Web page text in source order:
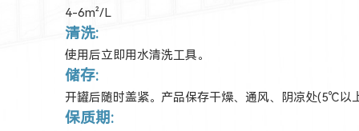
4-6m²/L
清洗:
使用后立即用水清洗工具。
储存:
开罐后随时盖紧。产品保存干燥、通风、阴凉处(5℃以
保质期: